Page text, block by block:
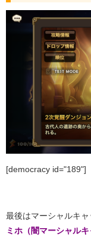
[democracy id="189"]
最後はマーシャルキャ
ミホ（闇マーシャルキ